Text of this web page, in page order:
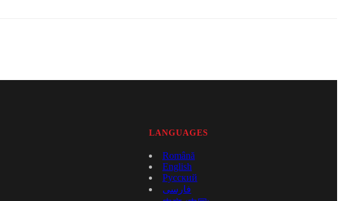
LANGUAGES
Română
English
Русский
فارسی